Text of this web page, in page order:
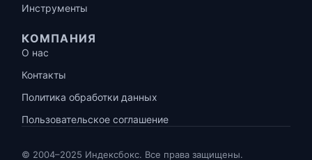
Инструменты
КОМПАНИЯ
О нас
Контакты
Политика обработки данных
Пользовательское соглашение
© 2004–2025 Индексбокс. Все права защищены.